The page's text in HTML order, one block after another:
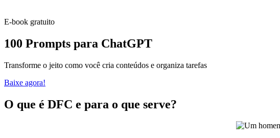
E-book gratuito
100 Prompts para ChatGPT
Transforme o jeito como você cria conteúdos e organiza tarefas
Baixe agora!
O que é DFC e para o que serve?